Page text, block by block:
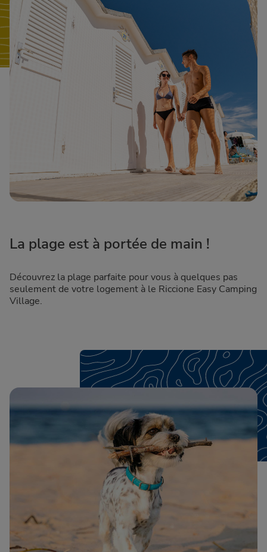
La plage est à portée de main !
Découvrez la plage parfaite pour vous à quelques pas
seulement de votre logement à le Riccione Easy Camping
Village.